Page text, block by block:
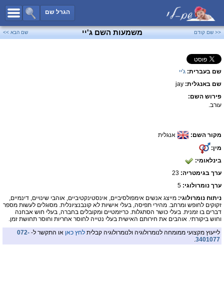
הגרל שם
כל השמות
שמות לבנים
פייסבוק
<< שם קודם משמעות השם ג'יי שם הבא >>
שם בעברית: ג'יי
שם באנגלית: jay
פירוש השם:
עורב.
מקור השם:
אנגלית
מין:
בינלאומי:
ערך בגימטריה:
ערך נומרולוגי: 5
ניתוח נומרולוגי: מייצג אנשים אימפולסיביים, אינסטינקטיביים, אוהבי שינויים, דינמיים,
זקוקים לחופש ומרחב. מהירי תפיסה, בעלי אישיות לא קונבנציונלית. מסוגלים לעשות מספר
דברים בו זמנית. בעלי כושר הסתגלות. כריזמטיים ומקובלים בחברה, בעלי חוש אבחנה
וחוש ביקורתי. אוהבים את חירותם האישית בעלי נטייה לחוסר אחריות וחוסר תחושת זמן.
לייעוץ מקצועי ממומחה לנומרולוגיה ולנומרולוגיה קבלית לחץ כאן או התקשר ל- 072-
3401077
.